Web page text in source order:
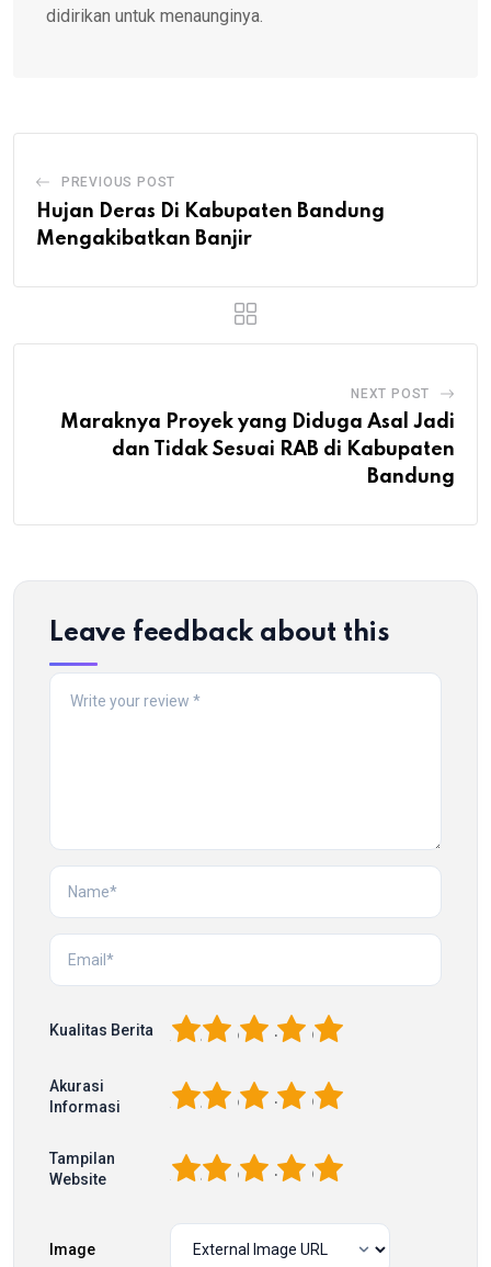
didirikan untuk menaunginya.
PREVIOUS POST
Hujan Deras Di Kabupaten Bandung
Mengakibatkan Banjir
NEXT POST
Maraknya Proyek yang Diduga Asal Jadi
dan Tidak Sesuai RAB di Kabupaten
Bandung
Leave feedback about this
Kualitas Berita 5
4
3
2
Akurasi
Informasi
5
4
3
2
Tampilan
Website
5
4
3
2
Image